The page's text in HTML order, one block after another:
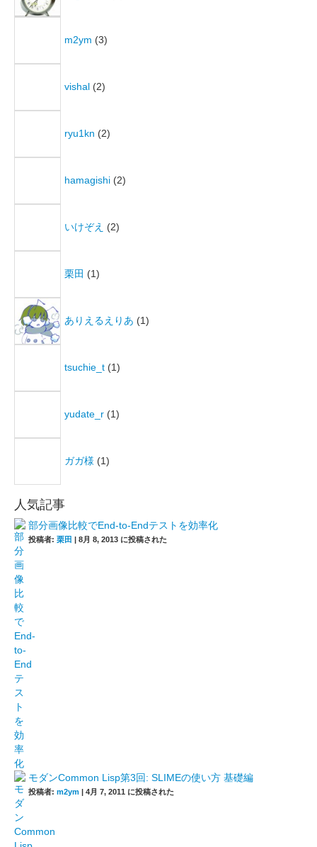
m2ym (3)
vishal (2)
ryu1kn (2)
hamagishi (2)
いけぞえ (2)
栗田 (1)
ありえるえりあ (1)
tsuchie_t (1)
yudate_r (1)
ガガ様 (1)
人気記事
部分画像比較でEnd-to-Endテストを効率化
投稿者: 栗田 | 8月 8, 2013 に投稿された
モダンCommon Lisp第3回: SLIMEの使い方 基礎編
投稿者: m2ym | 4月 7, 2011 に投稿された